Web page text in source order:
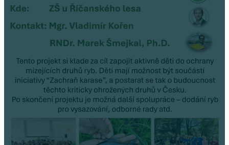
Projekt Zachraň karase byl podpořen Evropskou unií z fondu
Od 1.1.2024 realizujeme projekt „Zapojení mládeže do
ohrožených druhů ryb v rámci opatření pro zadržení vody v
projektu je zapojení a rozvoj klíčových kompetencí žáků
pedagogů v klimatických změnách, které mají vliv na původní